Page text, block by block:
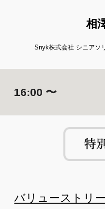
相
Snyk株式会社 シニアソ
16:00 〜
バリューストリ